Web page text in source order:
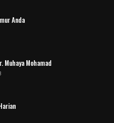
Anda
Muhaya Mohamad